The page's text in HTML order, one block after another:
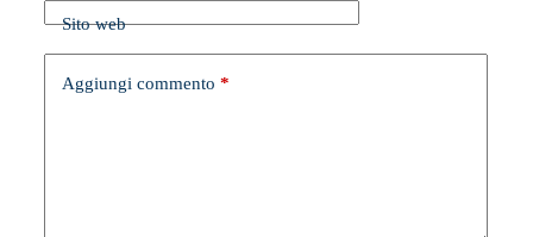
Sito web
Aggiungi commento *